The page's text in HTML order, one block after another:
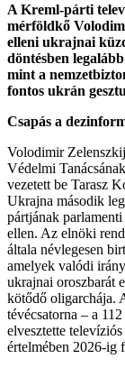
A Kreml-párti
mérföldkő
elleni ukrajnai
döntésben
mint a
fontos ukrán
Csapás a
Volodimir
Védelmi
vezetett be Tarasz
Ukrajna második
pártjának
ellen. Az elnöki
általa névlegesen
amelyek valódi
ukrajnai oroszbarát
kötődő oligarchája.
tévécsatorna – a
elvesztette
értelmében 2026-ig